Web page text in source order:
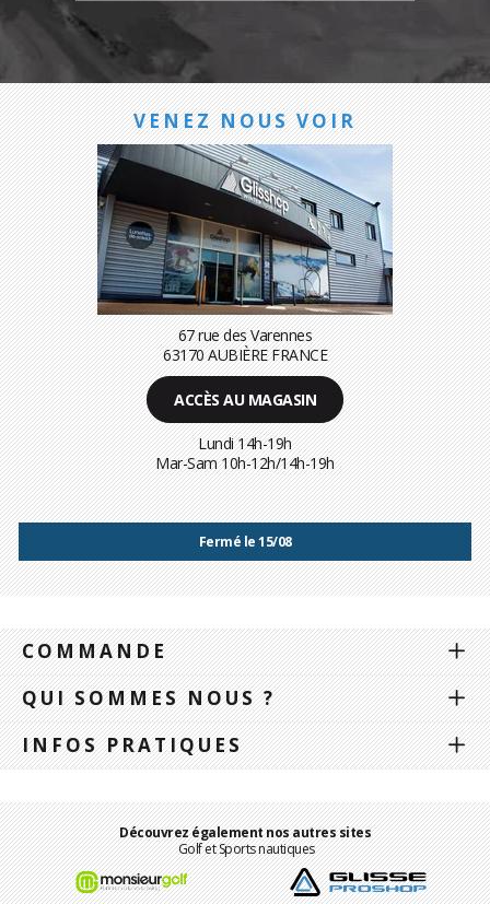
VENEZ NOUS VOIR
67 rue des Varennes
63170 AUBIÈRE FRANCE
ACCÈS AU MAGASIN
Lundi 14h-19h
Mar-Sam 10h-12h/14h-19h
Fermé le 15/08
COMMANDE
QUI SOMMES NOUS ?
INFOS PRATIQUES
Découvrez également nos autres sites
Golf et Sports nautiques